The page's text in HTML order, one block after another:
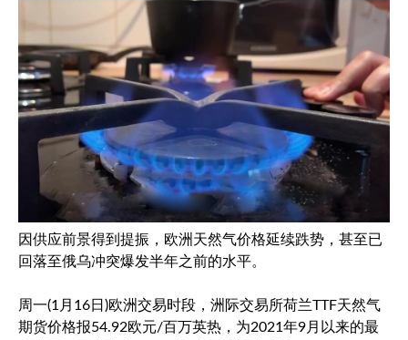
因供应前景得到提振，欧洲天然气价格延续跌势，甚至已
回落至俄乌冲突爆发半年之前的水平。
周一(1月16日)欧洲交易时段，洲际交易所荷兰TTF天然气
期货价格报54.92欧元/百万英热，为2021年9月以来的最